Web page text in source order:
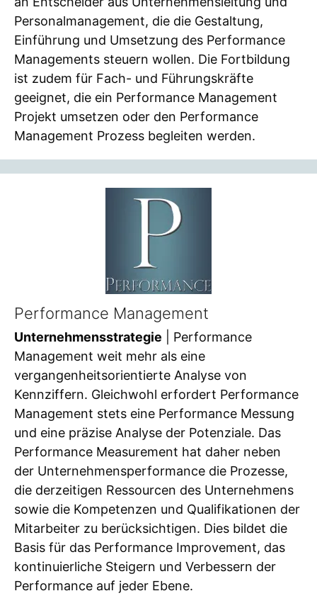
Personalmanagement, die die Gestaltung,
Einführung und Umsetzung des Performance
Managements steuern wollen. Die Fortbildung
ist zudem für Fach- und Führungskräfte
geeignet, die ein Performance Management
Projekt umsetzen oder den Performance
Management Prozess begleiten werden.
Performance Management
Unternehmensstrategie | Performance
Management weit mehr als eine
vergangenheitsorientierte Analyse von
Kennziffern. Gleichwohl erfordert Performance
Management stets eine Performance Messung
und eine präzise Analyse der Potenziale. Das
Performance Measurement hat daher neben
der Unternehmensperformance die Prozesse,
die derzeitigen Ressourcen des Unternehmens
sowie die Kompetenzen und Qualifikationen der
Mitarbeiter zu berücksichtigen. Dies bildet die
Basis für das Performance Improvement, das
kontinuierliche Steigern und Verbessern der
Performance auf jeder Ebene.